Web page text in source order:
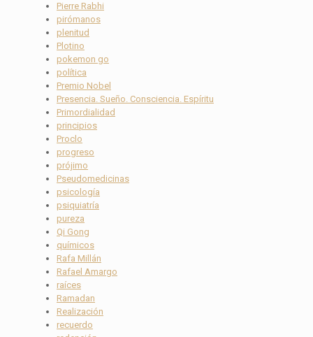
Pierre Rabhi
pirómanos
plenitud
Plotino
pokemon go
política
Premio Nobel
Presencia. Sueño. Consciencia. Espíritu
Primordialidad
principios
Proclo
progreso
prójimo
Pseudomedicinas
psicología
psiquiatría
pureza
Qi Gong
químicos
Rafa Millán
Rafael Amargo
raíces
Ramadan
Realización
recuerdo